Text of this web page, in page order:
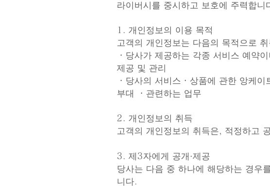
라이버시를 중시하고 보호에 주력합니
1. 개인정보의 이용 목적
고객의 개인정보는 다음의 목적으로
・당사가 제공하는 각종 서비스 예약
제공 및 관리
・당사의 서비스・상품에 관한 앙케
부대 ・관련하는 업무
2. 개인정보의 취득
고객의 개인정보의 취득은, 적정하고
3. 제3자에게 공개·제공
당사는 다음 중 하나에 해당하는 경우
니다.